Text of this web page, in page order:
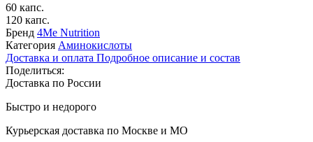
60 капс.
120 капс.
Бренд 4Me Nutrition
Категория Аминокислоты
Доставка и оплата Подробное описание и состав
Поделиться:
Доставка по России
Быстро и недорого
Курьерская доставка по Москве и МО